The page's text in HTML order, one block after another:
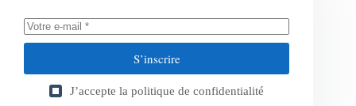
S’inscrire
J’accepte la politique de confidentialité